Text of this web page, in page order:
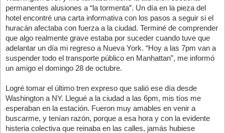
permanentes alusiones a “la tormenta”. Un día en la pieza del
hotel encontré una carta informativa con los pasos a seguir si el
huracán afectaba con fuerza a la ciudad. Terminé de comprender
que algo realmente grave estaba por suceder cuando tuve que
adelantar un día mi regreso a Nueva York. “Hoy a las 7pm van a
suspender todo el transporte público en Manhattan”, me informó
un amigo el domingo 28 de octubre.
Logré tomar el último tren expreso que salió ese día desde
Washington a NY. Llegué a la ciudad a las 6pm, mis tíos me
esperaban en la estación. Fueron muy amables en venir a
buscarme, y tenían razón, porque a esa hora y con la evidente
histeria colectiva que reinaba en las calles, jamás hubiese